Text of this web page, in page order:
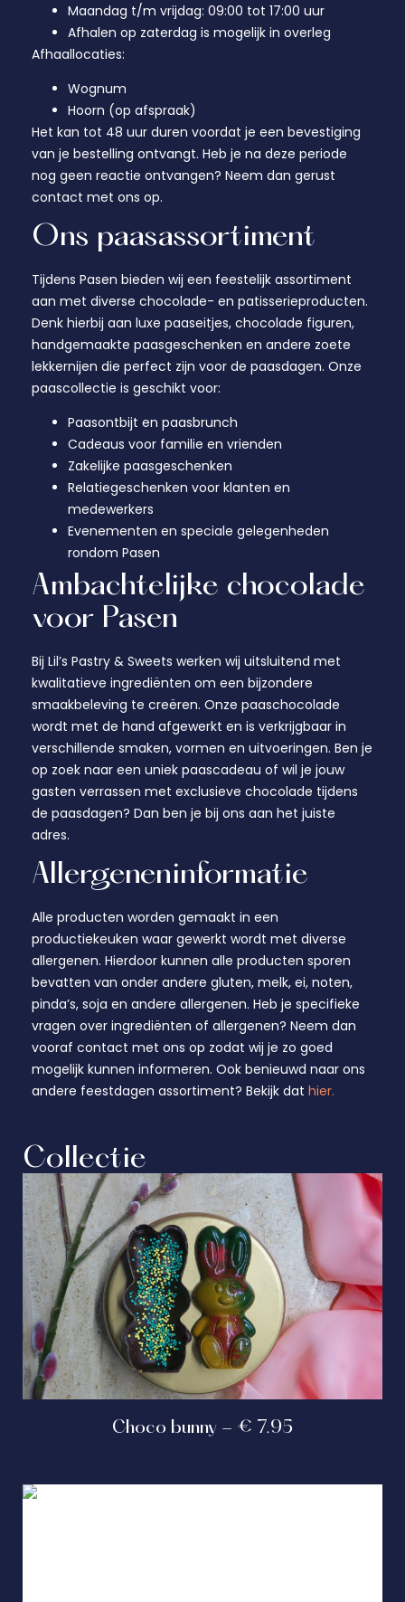
Maandag t/m vrijdag: 09:00 tot 17:00 uur
Afhalen op zaterdag is mogelijk in overleg
Afhaallocaties:
Wognum
Hoorn (op afspraak)
Het kan tot 48 uur duren voordat je een bevestiging
van je bestelling ontvangt. Heb je na deze periode
nog geen reactie ontvangen? Neem dan gerust
contact met ons op.
Ons paasassortiment
Tijdens Pasen bieden wij een feestelijk assortiment
aan met diverse chocolade- en patisserieproducten.
Denk hierbij aan luxe paaseitjes, chocolade figuren,
handgemaakte paasgeschenken en andere zoete
lekkernijen die perfect zijn voor de paasdagen. Onze
paascollectie is geschikt voor:
Paasontbijt en paasbrunch
Cadeaus voor familie en vrienden
Zakelijke paasgeschenken
Relatiegeschenken voor klanten en
medewerkers
Evenementen en speciale gelegenheden
rondom Pasen
Ambachtelijke chocolade
voor Pasen
Bij Lil’s Pastry & Sweets werken wij uitsluitend met
kwalitatieve ingrediënten om een bijzondere
smaakbeleving te creëren. Onze paaschocolade
wordt met de hand afgewerkt en is verkrijgbaar in
verschillende smaken, vormen en uitvoeringen. Ben je
op zoek naar een uniek paascadeau of wil je jouw
gasten verrassen met exclusieve chocolade tijdens
de paasdagen? Dan ben je bij ons aan het juiste
adres.
Allergeneninformatie
Alle producten worden gemaakt in een
productiekeuken waar gewerkt wordt met diverse
allergenen. Hierdoor kunnen alle producten sporen
bevatten van onder andere gluten, melk, ei, noten,
pinda’s, soja en andere allergenen. Heb je specifieke
vragen over ingrediënten of allergenen? Neem dan
vooraf contact met ons op zodat wij je zo goed
mogelijk kunnen informeren. Ook benieuwd naar ons
andere feestdagen assortiment? Bekijk dat hier.
Collectie
Choco bunny - € 7.95